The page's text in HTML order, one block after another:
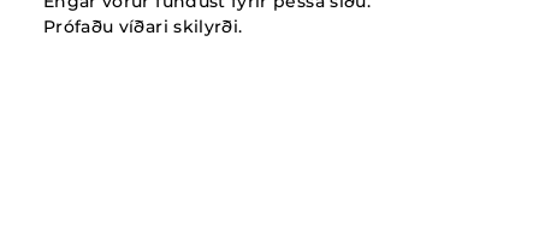
Prófaðu víðari skilyrði.